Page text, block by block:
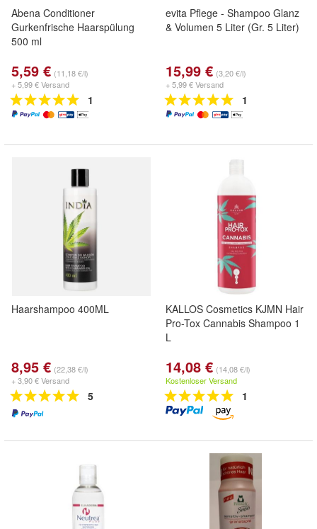
Abena Conditioner
Gurkenfrische Haarspülung
500 ml
5,59 € (11,18 €/l)
+ 5,99 € Versand
1
evita Pflege - Shampoo Glanz
& Volumen 5 Liter (Gr. 5 Liter)
15,99 € (3,20 €/l)
+ 5,99 € Versand
1
Haarshampoo 400ML
8,95 € (22,38 €/l)
+ 3,90 € Versand
5
KALLOS Cosmetics KJMN Hair
Pro-Tox Cannabis Shampoo 1
L
14,08 € (14,08 €/l)
Kostenloser Versand
1